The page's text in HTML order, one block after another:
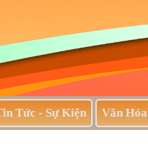
Tức - Sự Kiện Văn Hóa